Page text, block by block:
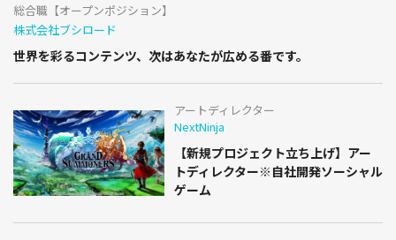
総合職【オープンポジション】
株式会社ブシロード
世界を彩るコンテンツ、次はあなたが広める番です。
アートディレクター
NextNinja
【新規プロジェクト立ち上げ】アー
トディレクター※自社開発ソーシャル
ゲーム